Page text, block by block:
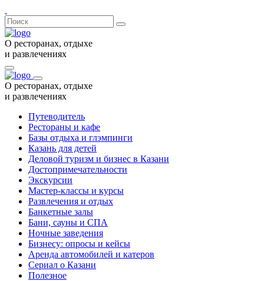
О ресторанах, отдыхе
и развлечениях
О ресторанах, отдыхе
и развлечениях
Путеводитель
Рестораны и кафе
Базы отдыха и глэмпинги
Казань для детей
Деловой туризм и бизнес в Казани
Достопримечательности
Экскурсии
Мастер-классы и курсы
Развлечения и отдых
Банкетные залы
Бани, сауны и СПА
Ночные заведения
Бизнесу: опросы и кейсы
Аренда автомобилей и катеров
Сериал о Казани
Полезное